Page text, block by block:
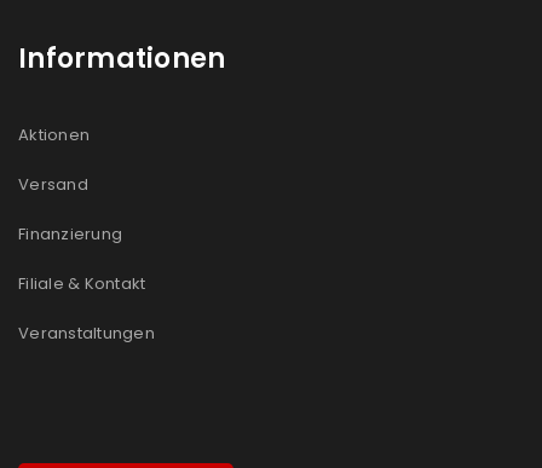
Informationen
Aktionen
Versand
Finanzierung
Filiale & Kontakt
Veranstaltungen